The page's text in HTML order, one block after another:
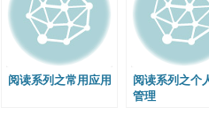
阅读系列之常用应用
阅读系列之个
管理